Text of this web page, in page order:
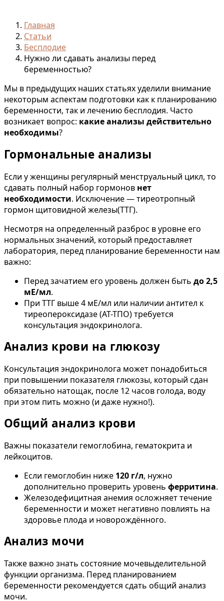
Главная
Статьи
Бесплодие
Нужно ли сдавать анализы перед
беременностью?
Мы в предыдущих наших статьях уделили внимание
некоторым аспектам подготовки как к планированию
беременности, так и лечению бесплодия. Часто
возникает вопрос: какие анализы действительно
необходимы?
Гормональные анализы
Если у женщины регулярный менструальный цикл, то
сдавать полный набор гормонов нет
необходимости. Исключение — тиреотропный
гормон щитовидной железы(ТТГ).
Несмотря на определенный разброс в уровне его
нормальных значений, который предоставляет
лаборатория, перед планирование беременности нам
важно:
Перед зачатием его уровень должен быть до 2,5
мЕ/мл.
При ТТГ выше 4 мЕ/мл или наличии антител к
тиреопероксидазе (АТ-ТПО) требуется
консультация эндокринолога.
Анализ крови на глюкозу
Консультация эндокринолога может понадобиться
при повышении показателя глюкозы, который сдан
обязательно натощак, после 12 часов голода, воду
при этом пить можно (и даже нужно!).
Общий анализ крови
Важны показатели гемоглобина, гематокрита и
лейкоцитов.
Если гемоглобин ниже 120 г/л, нужно
дополнительно проверить уровень ферритина.
Железодефицитная анемия осложняет течение
беременности и может негативно повлиять на
здоровье плода и новорождённого.
Анализ мочи
Также важно знать состояние мочевыделительной
функции организма. Перед планированием
беременности рекомендуется сдать общий анализ
мочи.